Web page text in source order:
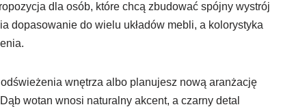
dla osób, które chcą zbudować spójny wystrój
dopasowanie do wielu układów mebli, a kolorystyka
wnętrza albo planujesz nową aranżację
wotan wnosi naturalny akcent, a czarny detal